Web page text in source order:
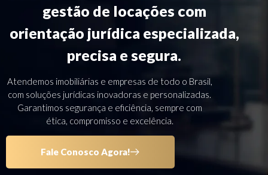
gestão de locações com
orientação jurídica especializada,
precisa e segura.
Atendemos imobiliárias e empresas de todo o Brasil,
com soluções jurídicas inovadoras e personalizadas.
Garantimos segurança e eficiência, sempre com
ética, compromisso e excelência.
Fale Conosco Agora!